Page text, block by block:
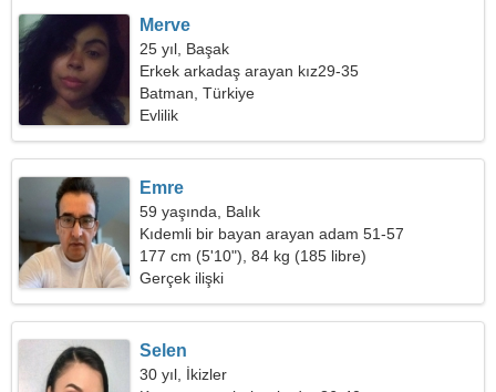
Merve
25 yıl, Başak
Erkek arkadaş arayan kız29-35
Batman, Türkiye
Evlilik
Emre
59 yaşında, Balık
Kıdemli bir bayan arayan adam 51-57
177 cm (5'10"), 84 kg (185 libre)
Gerçek ilişki
Selen
30 yıl, İkizler